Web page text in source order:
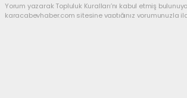
Yorum yazarak Topluluk Kuralları’nı kabul etmiş
karacabeyhaber.com sitesine yaptığınız yorumunuzla